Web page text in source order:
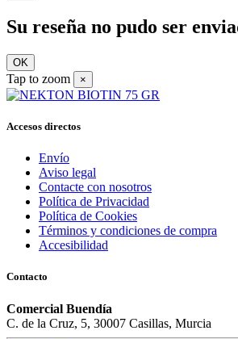
Su reseña no pudo ser
OK
Tap to zoom ×
Accesos directos
Envío
Aviso legal
Contacte con nosotros
Política de Privacidad
Política de Cookies
Términos y condiciones de compra
Accesibilidad
Contacto
Comercial Buendía
C. de la Cruz, 5, 30007 Casillas, Murcia